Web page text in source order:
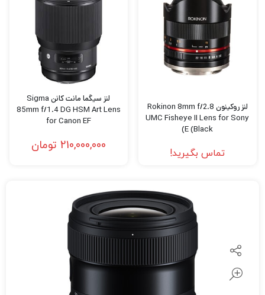
لنز روکینون Rokinon 8mm f/2.8
UMC Fisheye II Lens for Sony
E (Black)
تماس بگیرید!
لنز سیگما مانت کانن Sigma
85mm f/1.4 DG HSM Art Lens
for Canon EF
210,000,000 تومان